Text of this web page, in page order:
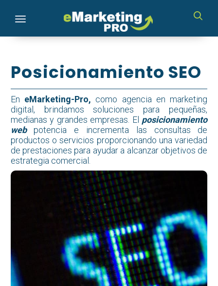
Toggle navigation
Posicionamiento SEO
En eMarketing-Pro, como agencia en marketing
digital, brindamos soluciones para pequeñas,
medianas y grandes empresas. El posicionamiento
webpotencia e incrementa las consultas de
productos o servicios proporcionando una variedad
de prestaciones para ayudar a alcanzar objetivos de
estrategia comercial.